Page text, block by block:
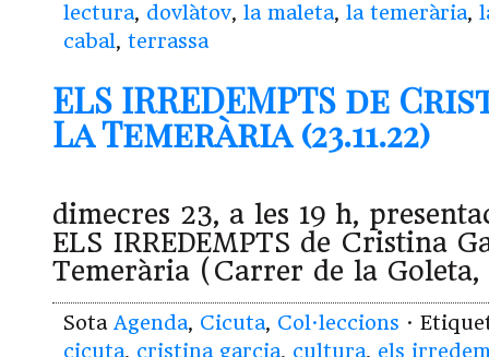
lectura, dovlàtov, la maleta, la temerària,
cabal, terrassa
ELS IRREDEMPTS de
La Temerària (23.11.22)
dimecres 23, a les 19 h,
ELS IRREDEMPTS de Cristina
Temerària (Carrer de la Goleta,
Sota Agenda, Cicuta, Col·leccions ·
cicuta, cristina garcia, cultura, els